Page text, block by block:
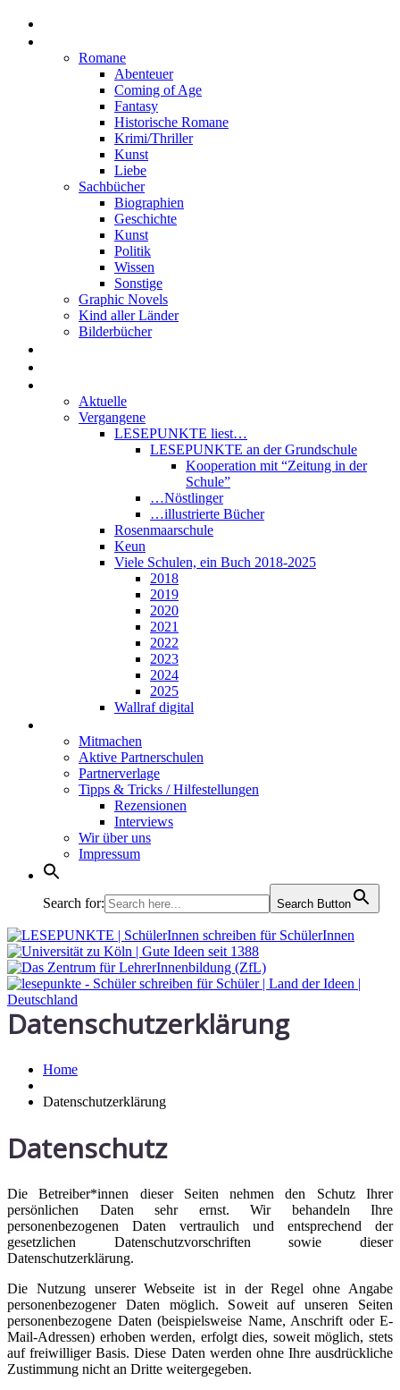
Romane
Abenteuer
Coming of Age
Fantasy
Historische Romane
Krimi/Thriller
Kunst
Liebe
Sachbücher
Biographien
Geschichte
Kunst
Politik
Wissen
Sonstige
Graphic Novels
Kind aller Länder
Bilderbücher
Aktuelle
Vergangene
LESEPUNKTE liest…
LESEPUNKTE an der Grundschule
Kooperation mit “Zeitung in der
Schule”
…Nöstlinger
…illustrierte Bücher
Rosenmaarschule
Keun
Viele Schulen, ein Buch 2018-2025
2018
2019
2020
2021
2022
2023
2024
2025
Wallraf digital
Mitmachen
Aktive Partnerschulen
Partnerverlage
Tipps & Tricks / Hilfestellungen
Rezensionen
Interviews
Wir über uns
Impressum
Search for: Search Button
Datenschutzerklärung
Home
Datenschutzerklärung
Datenschutz
Die Betreiber*innen dieser Seiten nehmen den Schutz Ihrer
persönlichen Daten sehr ernst. Wir behandeln Ihre
personenbezogenen Daten vertraulich und entsprechend der
gesetzlichen Datenschutzvorschriften sowie dieser
Datenschutzerklärung.
Die Nutzung unserer Webseite ist in der Regel ohne Angabe
personenbezogener Daten möglich. Soweit auf unseren Seiten
personenbezogene Daten (beispielsweise Name, Anschrift oder E-
Mail-Adressen) erhoben werden, erfolgt dies, soweit möglich, stets
auf freiwilliger Basis. Diese Daten werden ohne Ihre ausdrückliche
Zustimmung nicht an Dritte weitergegeben.